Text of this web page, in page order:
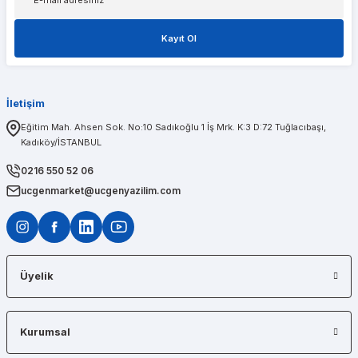
Kayıt Ol
İletişim
Eğitim Mah. Ahsen Sok. No:10 Sadıkoğlu 1 İş Mrk. K:3 D:72 Tuğlacıbaşı,
Kadıköy/İSTANBUL
0216 550 52 06
ucgenmarket@ucgenyazilim.com
Üyelik
Kurumsal